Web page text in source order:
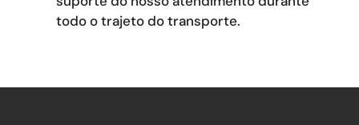
todo o trajeto do transporte.